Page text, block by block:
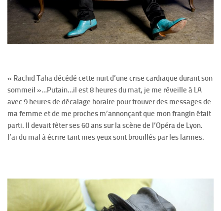
« Rachid Taha décédé cette nuit d’une crise cardiaque durant son
sommeil »…Putain…il est 8 heures du mat, je me réveille à LA
avec 9 heures de décalage horaire pour trouver des messages de
ma femme et de me proches m’annonçant que mon frangin était
parti. Il devait fêter ses 60 ans sur la scène de l’Opéra de Lyon.
J’ai du mal à écrire tant mes yeux sont brouillés par les larmes.